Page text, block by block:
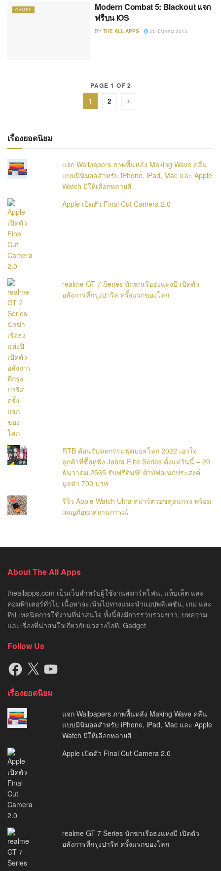
GAMES
Modern Combat 5: Blackout แจก
ฟรีบน iOS
BY THE ALL APPS 20 มีนาคม 2015
PAGE 1 OF 2
1 2
เรื่องยอดนิยม
แจก Wallpapers ภาพพื้นหลัง Making Wave คลื่น
แบบมินิมอลสำหรับ iPhone, iPad, Mac และ Apple
Watch มีให้เลือกหลายสี
Apple เปิดตัว Final Cut Camera 2.0
realme GT 7 Series นักฆ่าเรือธงแห่งปี เปิดตัว
อลังการที่กรุงปารีส ครั้งแรกของโลก
RTB ต้อนรับมหกรรมฟุตบอลโลก 2022 เอาใจ
ลูกค้าที่ซื้อหูฟัง Jabra Elite Series ตั้งแต่วันนี้ – 20
ธันวาคม 2565 รับฟรีทันที! ผ้าบัฟอเนกประสงค์
มูลค่า 700 บาท
รีวิว Apple Watch Ultra สมาร์ตวอชสุดแกร่ง พร้อม
ผจญภัยทุกสถานการณ์
About The All Apps
theallapps.com เป็นเว็บสำหรับผู้ใช้งานสมาร์ทโฟน, แท็บเล็ต และ
คอมพิวเตอร์ทั่วไป เนื้อหาจะเน้นไปทางแนะนำแอปพลิเคชัน, เกม และ
ทิป เทคนิคการใช้งานที่น่าสนใจ ทั้งนี้ยังมีการรวบรวมข่าว, บทความ
และเรื่องที่น่าสนใจเกี่ยวกับแวดวงไอที, Gadget
Follow Us
Facebook
X YouTube
เรื่องยอดนิยม
แจก Wallpapers ภาพพื้นหลัง Making Wave คลื่น
แบบมินิมอลสำหรับ iPhone, iPad, Mac และ Apple
Watch มีให้เลือกหลายสี
Apple เปิดตัว Final Cut Camera 2.0
realme GT 7 Series นักฆ่าเรือธงแห่งปี เปิดตัว
อลังการที่กรุงปารีส ครั้งแรกของโลก